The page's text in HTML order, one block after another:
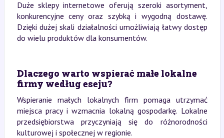
Duże sklepy internetowe oferują szeroki asortyment,
konkurencyjne ceny oraz szybką i wygodną dostawę.
Dzięki dużej skali działalności umożliwiają łatwy dostęp
do wielu produktów dla konsumentów.
Dlaczego warto wspierać małe lokalne
firmy według eseju?
Wspieranie małych lokalnych firm pomaga utrzymać
miejsca pracy i wzmacnia lokalną gospodarkę. Lokalne
przedsiębiorstwa przyczyniają się do różnorodności
kulturowej i społecznej w regionie.